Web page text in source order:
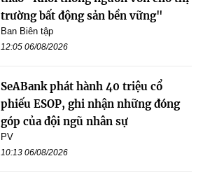
trường bất động sản bền vững"
Ban Biên tập
12:05 06/08/2026
SeABank phát hành 40 triệu cổ
phiếu ESOP, ghi nhận những đóng
góp của đội ngũ nhân sự
PV
10:13 06/08/2026